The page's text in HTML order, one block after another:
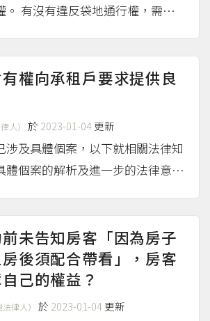
。 有沒有違反袋地通行權，需要
是袋地通行權 袋地通行權是為了
袋地」一詞是參考日本法規定而
絡...
權向承租戶要求提供良
人） 於 2023-01-04更新
涉及具體個案，以下就相關法律知
體個案的解析及進一步的法律意
權人會議決議文件、社區規約等資
等專業法律人士。 管理委員會可
承租戶提...（more...）
未告知房客「因為房子
後須配合帶看」，房客
己的權益？
法律人） 於 2023-01-04更新